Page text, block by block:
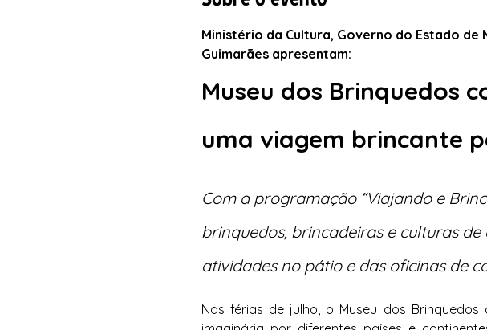
Ministério da Cultura, Governo do Estado de
Guimarães apresentam:
Museu dos Brinquedos
uma viagem brincante
Com a programação “Viajando e
brinquedos, brincadeiras e culturas
atividades no pátio e das oficinas de
Nas férias de julho, o Museu dos